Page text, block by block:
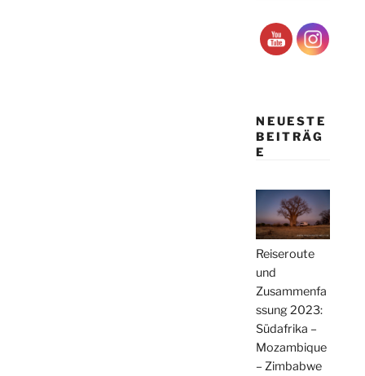
NEUESTE
BEITRÄG
E
Reiseroute
und
Zusammenfa
ssung 2023:
Südafrika –
Mozambique
– Zimbabwe